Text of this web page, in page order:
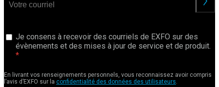
Je consens à recevoir des courriels de EXFO sur des
évènements et des mises à jour de service et de produit.
En livrant vos renseignements personnels, vous reconnaissez avoir compris
l’avis d’EXFO sur la confidentialité des données des utilisateurs.